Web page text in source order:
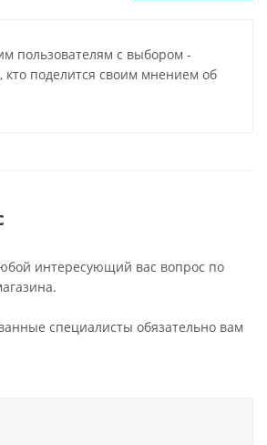
пользователям с выбором -
кто поделится своим мнением об
интересующий вас вопрос по
специалисты обязательно вам